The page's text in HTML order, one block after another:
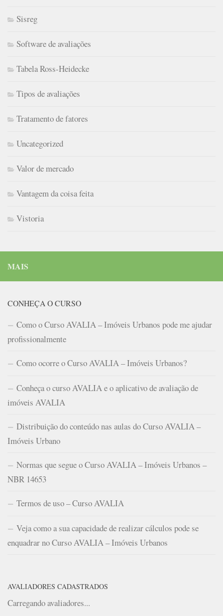
Sisreg
Software de avaliações
Tabela Ross-Heidecke
Tipos de avaliações
Tratamento de fatores
Uncategorized
Valor de mercado
Vantagem da coisa feita
Vistoria
MAIS
CONHEÇA O CURSO
Como o Curso AVALIA – Imóveis Urbanos pode me ajudar
profissionalmente
Como ocorre o Curso AVALIA – Imóveis Urbanos?
Conheça o curso AVALIA e o aplicativo de avaliação de
imóveis AVALIA
Distribuição do conteúdo nas aulas do Curso AVALIA –
Imóveis Urbano
Normas que segue o Curso AVALIA – Imóveis Urbanos –
NBR 14653
Termos de uso – Curso AVALIA
Veja como a sua capacidade de realizar cálculos pode se
enquadrar no Curso AVALIA – Imóveis Urbanos
AVALIADORES CADASTRADOS
Carregando avaliadores...